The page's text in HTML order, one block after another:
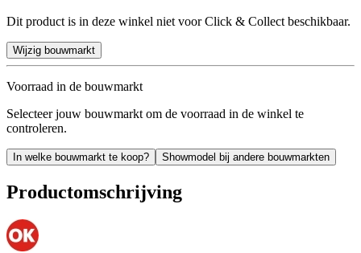
Dit product is in deze winkel niet voor Click & Collect beschikbaar.
Wijzig bouwmarkt
Voorraad in de bouwmarkt
Selecteer jouw bouwmarkt om de voorraad in de winkel te
controleren.
In welke bouwmarkt te koop? Showmodel bij andere bouwmarkten
Productomschrijving